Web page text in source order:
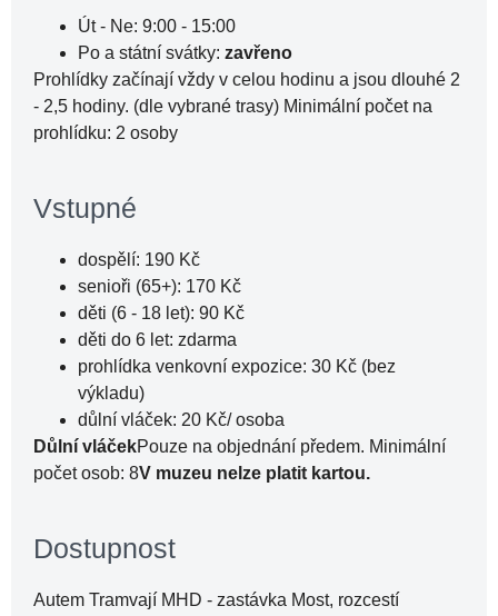
Út - Ne: 9:00 - 15:00
Po a státní svátky: zavřeno
Prohlídky začínají vždy v celou hodinu a jsou dlouhé 2
- 2,5 hodiny. (dle vybrané trasy) Minimální počet na
prohlídku: 2 osoby
Vstupné
dospělí: 190 Kč
senioři (65+): 170 Kč
děti (6 - 18 let): 90 Kč
děti do 6 let: zdarma
prohlídka venkovní expozice: 30 Kč (bez
výkladu)
důlní vláček: 20 Kč/ osoba
Důlní vláčekPouze na objednání předem. Minimální
počet osob: 8V muzeu nelze platit kartou.
Dostupnost
Autem Tramvají MHD - zastávka Most, rozcestí